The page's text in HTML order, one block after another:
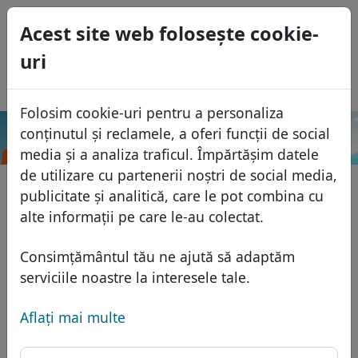
Acest site web foloseşte cookie-
uri
Folosim cookie-uri pentru a personaliza
conținutul și reclamele, a oferi funcții de social
media și a analiza traficul. Împărtășim datele
de utilizare cu partenerii noștri de social media,
publicitate și analitică, care le pot combina cu
alte informații pe care le-au colectat.
Consimțământul tău ne ajută să adaptăm
serviciile noastre la interesele tale.
Aflaţi mai multe
Domenii
Baza domeniilor
Domenii africane
Domenii asiatice
Domenii europene
Domeniile din Orientul Mijlociu
Lista de preţuri
Reduceri
Transfer
Caută
Protecţia ID
Gazduire DNS
FAQ
USD
EUR
GBP
Español
Français
Italiano
Português
Eesti
.vip Caută